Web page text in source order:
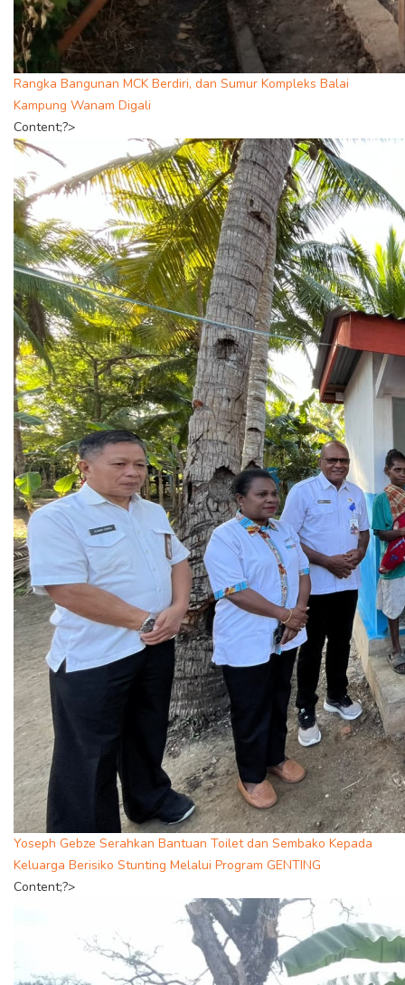
Rangka Bangunan MCK Berdiri, dan Sumur Kompleks Balai
Kampung Wanam Digali
Content;?>
Yoseph Gebze Serahkan Bantuan Toilet dan Sembako Kepada
Keluarga Berisiko Stunting Melalui Program GENTING
Content;?>